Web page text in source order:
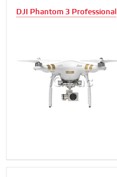
DJI Phantom 3 Professional